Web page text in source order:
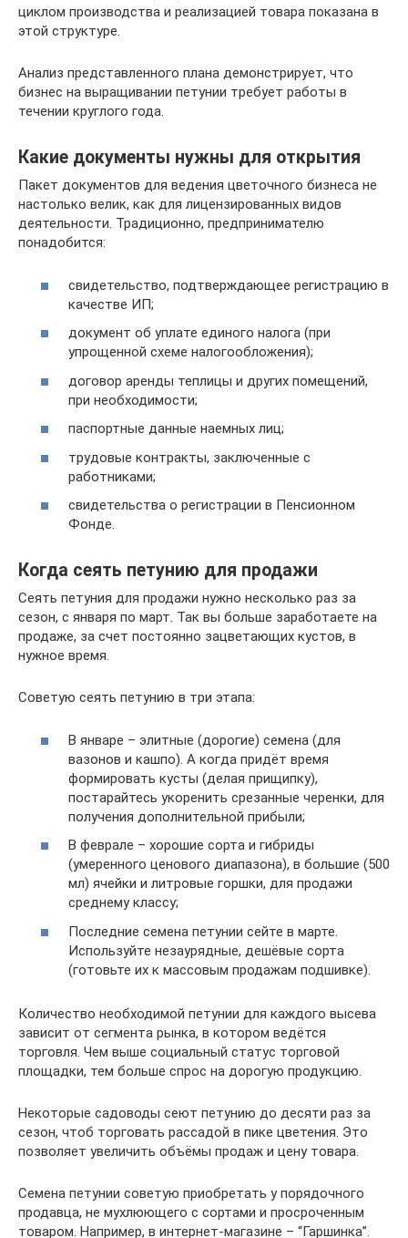
циклом производства и реализацией товара показана в
этой структуре.
Анализ представленного плана демонстрирует, что
бизнес на выращивании петунии требует работы в
течении круглого года.
Какие документы нужны для открытия
Пакет документов для ведения цветочного бизнеса не
настолько велик, как для лицензированных видов
деятельности. Традиционно, предпринимателю
понадобится:
свидетельство, подтверждающее регистрацию в
качестве ИП;
документ об уплате единого налога (при
упрощенной схеме налогообложения);
договор аренды теплицы и других помещений,
при необходимости;
паспортные данные наемных лиц;
трудовые контракты, заключенные с
работниками;
свидетельства о регистрации в Пенсионном
Фонде.
Когда сеять петунию для продажи
Сеять петуния для продажи нужно несколько раз за
сезон, с января по март. Так вы больше заработаете на
продаже, за счет постоянно зацветающих кустов, в
нужное время.
Советую сеять петунию в три этапа:
В январе – элитные (дорогие) семена (для
вазонов и кашпо). А когда придёт время
формировать кусты (делая прищипку),
постарайтесь укоренить срезанные черенки, для
получения дополнительной прибыли;
В феврале – хорошие сорта и гибриды
(умеренного ценового диапазона), в большие (500
мл) ячейки и литровые горшки, для продажи
среднему классу;
Последние семена петунии сейте в марте.
Используйте незаурядные, дешёвые сорта
(готовьте их к массовым продажам подшивке).
Количество необходимой петунии для каждого высева
зависит от сегмента рынка, в котором ведётся
торговля. Чем выше социальный статус торговой
площадки, тем больше спрос на дорогую продукцию.
Некоторые садоводы сеют петунию до десяти раз за
сезон, чтоб торговать рассадой в пике цветения. Это
позволяет увеличить объёмы продаж и цену товара.
Семена петунии советую приобретать у порядочного
продавца, не мухлюющего с сортами и просроченным
товаром. Например, в интернет-магазине – “Гаршинка”.